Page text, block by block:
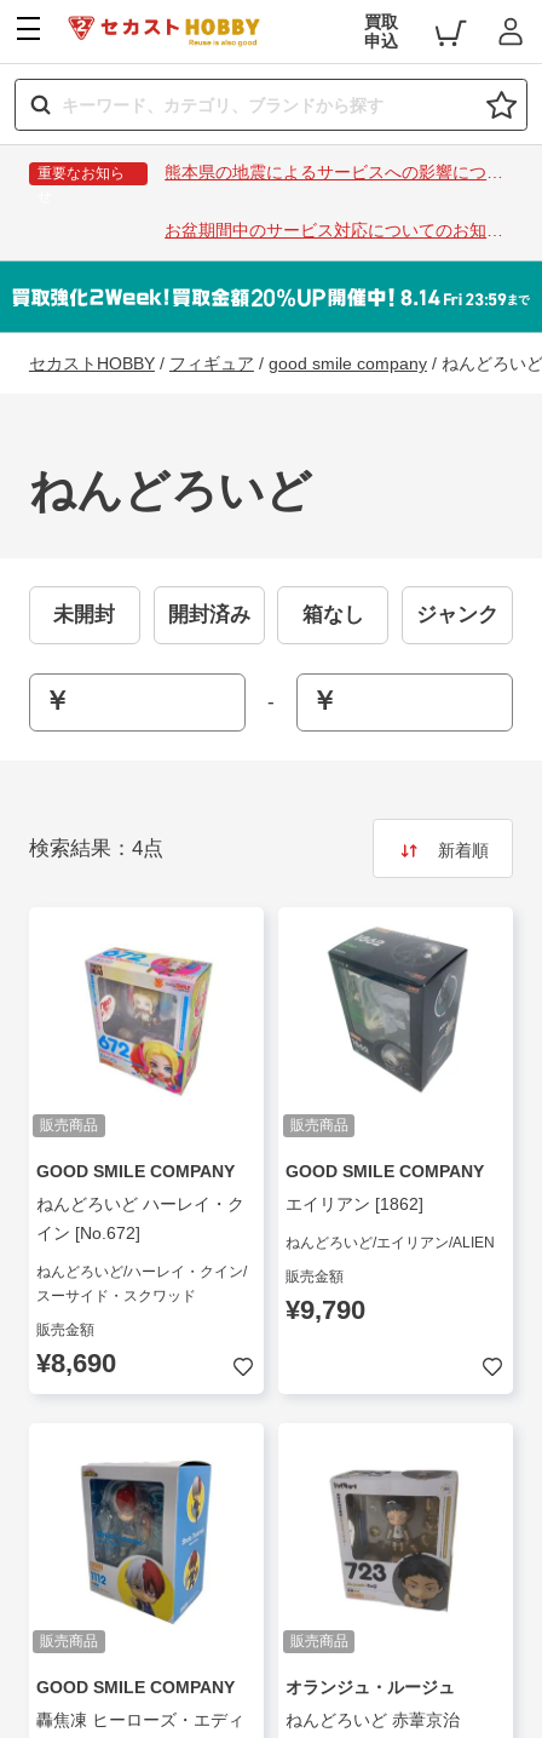
買取
申込
重要なお知ら
熊本県の地震によるサービスへの影響につい
て
お盆期間中のサービス対応についてのお知ら
せ
セカストHOBBY / フィギュア / good smile company / ねんどろいど
ねんどろいど
未開封 開封済み 箱なし ジャンク
-
検索結果： 4点 新着順
販売商品
GOOD SMILE COMPANY
ねんどろいど ハーレイ・ク
イン [No.672]
ねんどろいど/ハーレイ・クイン/
スーサイド・スクワッド
販売金額
¥8,690
販売商品
GOOD SMILE COMPANY
エイリアン [1862]
ねんどろいど/エイリアン/ALIEN
販売金額
¥9,790
販売商品
GOOD SMILE COMPANY
轟焦凍 ヒーローズ・エディ
販売商品
オランジュ・ルージュ
ねんどろいど 赤葦京治